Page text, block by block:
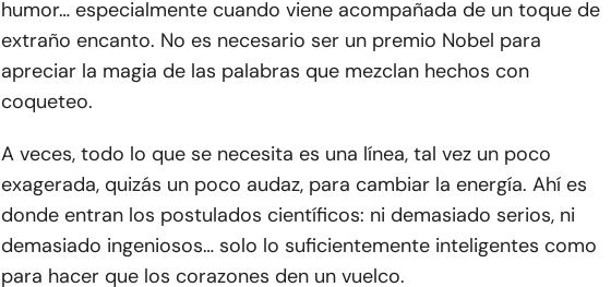
humor… especialmente cuando viene acompañada de un toque de
extraño encanto. No es necesario ser un premio Nobel para
apreciar la magia de las palabras que mezclan hechos con
coqueteo.
A veces, todo lo que se necesita es una línea, tal vez un poco
exagerada, quizás un poco audaz, para cambiar la energía. Ahí es
donde entran los postulados científicos: ni demasiado serios, ni
demasiado ingeniosos… solo lo suficientemente inteligentes como
para hacer que los corazones den un vuelco.